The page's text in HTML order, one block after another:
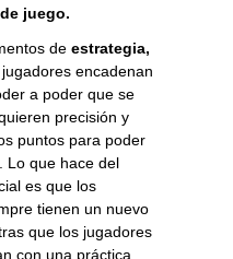
juego.
deestrategia,
jugadores encadenan
a poder que se
precisión y
puntos para poder
Lo que hace del
es que los
tienen un nuevo
que los jugadores
con una práctica